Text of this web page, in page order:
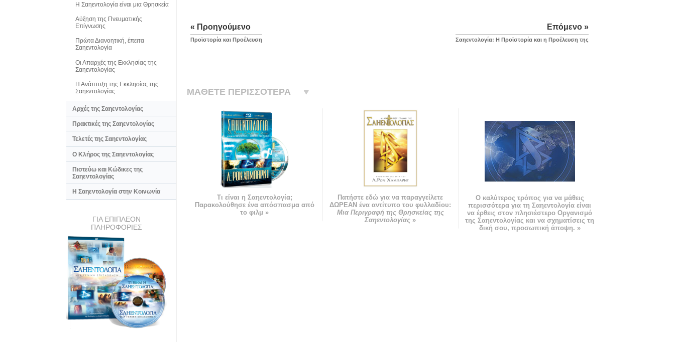
« Προηγούμενο
Προϊστορία και Προέλευση
Επόμενο »
Σαηεντολογία: Η Προϊστορία και η Προέλευση της
ΜΑΘΕΤΕ ΠΕΡΙΣΣΟΤΕΡΑ
Τι είναι η Σαηεντολογία;
Παρακολούθησε ένα απόσπασμα από
το φιλμ »
Πατήστε εδώ για να παραγγείλετε
ΔΩΡΕΑΝ ένα αντίτυπο του φυλλαδίου:
Μια Περιγραφή της Θρησκείας της
Σαηεντολογίας »
Ο καλύτερος τρόπος για να μάθεις
περισσότερα για τη Σαηεντολογία είναι
να έρθεις στον πλησιέστερο Οργανισμό
της Σαηεντολογίας και να σχηματίσεις τη
δική σου, προσωπική άποψη. »
Η Σαηεντολογία είναι μια Θρησκεία
Αύξηση της Πνευματικής
Επίγνωσης
Πρώτα Διανοητική, έπειτα
Σαηεντολογία
Οι Απαρχές της Εκκλησίας της
Σαηεντολογίας
Η Ανάπτυξη της Εκκλησίας της
Σαηεντολογίας
Αρχές της Σαηεντολογίας
Πρακτικές της Σαηεντολογίας
Τελετές της Σαηεντολογίας
Ο Κλήρος της Σαηεντολογίας
Πιστεύω και Κώδικες της
Σαηεντολογίας
Η Σαηεντολογία στην Κοινωνία
ΓΙΑ ΕΠΙΠΛΕΟΝ
ΠΛΗΡΟΦΟΡΙΕΣ